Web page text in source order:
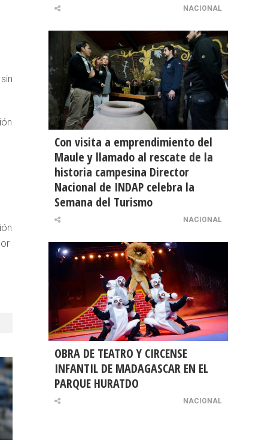
NACIONAL
Con visita a emprendimiento del
Maule y llamado al rescate de la
historia campesina Director
Nacional de INDAP celebra la
Semana del Turismo
NACIONAL
OBRA DE TEATRO Y CIRCENSE
INFANTIL DE MADAGASCAR EN EL
PARQUE HURATDO
NACIONAL